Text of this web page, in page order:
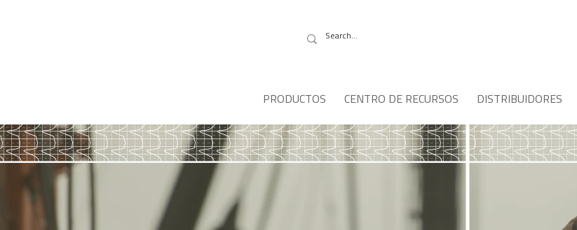
PRODUCTOS CENTRO DE RECURSOS DISTRIBUIDORES